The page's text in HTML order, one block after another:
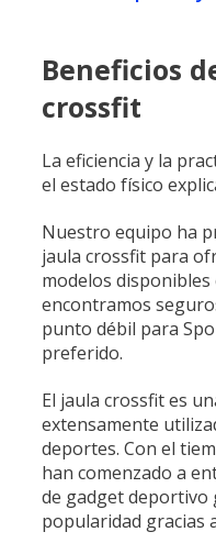
Beneficios
crossfit
La eficiencia y la
el estado físico
Nuestro equipo ha
jaula crossfit para
modelos disponibles
encontramos
punto débil para
preferido.
El jaula crossfit es
extensamente
deportes. Con el
han comenzado a
de gadget deportivo
popularidad gracias